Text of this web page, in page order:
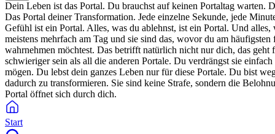
Dein Leben ist das Portal. Du brauchst auf keinen Portaltag warten.
Das Portal deiner Transformation. Jede einzelne Sekunde, jede
Gefühl ist ein Portal. Alles, was du ablehnst, ist ein Portal. Und
meistens mehrfach am Tag und sie sind das, wovor du am
wahrnehmen möchtest. Das betrifft natürlich nicht nur dich, das
schwieriger sein als all die anderen Portale. Du verdrängst sie
mögen. Du lebst dein ganzes Leben nur für diese Portale. Du bist
dadurch zu transformieren. Sie sind keine Strafe, sondern die
Portal öffnet sich durch dich.
Start